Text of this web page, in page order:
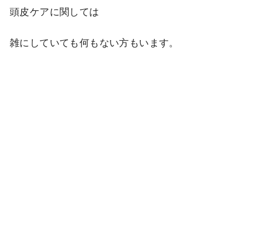
頭皮ケアに関しては
雑にしていても何もない方もいます。